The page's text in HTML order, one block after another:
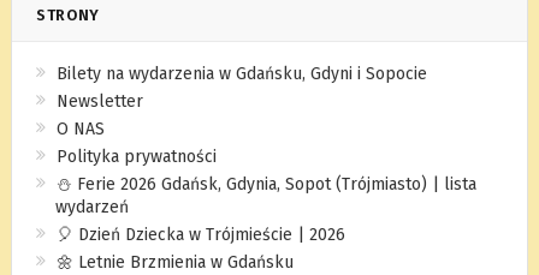
STRONY
Bilety na wydarzenia w Gdańsku, Gdyni i Sopocie
Newsletter
O NAS
Polityka prywatności
⛄️ Ferie 2026 Gdańsk, Gdynia, Sopot (Trójmiasto) | lista
wydarzeń
🎈 Dzień Dziecka w Trójmieście | 2026
🌼 Letnie Brzmienia w Gdańsku